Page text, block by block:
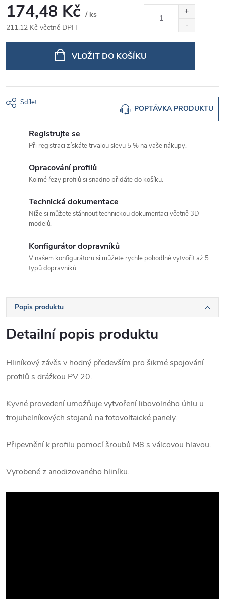
174,48 Kč / ks
211,12 Kč včetně DPH
VLOŽIT DO KOŠÍKU
POPTÁVKA PRODUKTU
Sdílet
Registrujte se
Při registraci získáte trvalou slevu 5 % na vaše nákupy.
Opracování profilů
Kolmé řezy profilů si snadno přidáte do košíku.
Technická dokumentace
Níže si můžete stáhnout technickou dokumentaci včetně 3D
modelů.
Konfigurátor dopravníků
V našem konfigurátoru si můžete rychle pohodlně vytvořit až 5
typů dopravníků.
Popis produktu
Detailní popis produktu
Hliníkový závěs v hodný především pro šikmé spojování
profilů s drážkou PV 20.
Kyvné provedení umožňuje vytvoření libovolného úhlu u
trojuhelníkových stojanů na fotovoltaické panely.
Připevnění k profilu pomocí šroubů M8 s válcovou hlavou.
Vyrobené z anodizovaného hliníku.